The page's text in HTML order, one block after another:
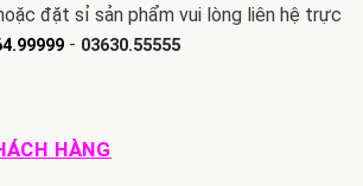
đặt sỉ sản phẩm vui lòng liên hệ trực
- 03630.55555
HÀNG